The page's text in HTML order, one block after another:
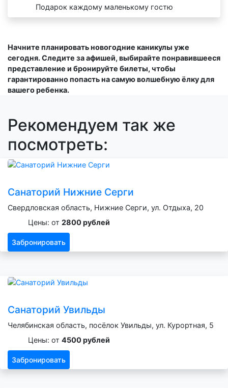
Подарок каждому маленькому гостю
Начните планировать новогодние каникулы уже
сегодня. Следите за афишей, выбирайте понравившееся
представление и бронируйте билеты, чтобы
гарантированно попасть на самую волшебную ёлку для
вашего ребенка.
Рекомендуем так же
посмотреть:
Санаторий Нижние Серги
Свердловская область, Нижние Серги, ул. Отдыха, 20
Цены: от 2800 рублей
Забронировать
Санаторий Увильды
Челябинская область, посёлок Увильды, ул. Курортная, 5
Цены: от 4500 рублей
Забронировать